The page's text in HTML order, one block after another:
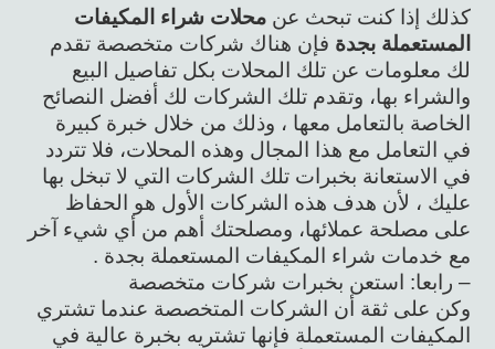
كذلك إذا كنت تبحث عنمحلات شراء المكيفات
المستعملة بجدة فإن هناك شركات متخصصة تقدم
لك معلومات عن تلك المحلات بكل تفاصيل البيع
والشراء بها، وتقدم تلك الشركات لك أفضل النصائح
الخاصة بالتعامل معها ، وذلك من خلال خبرة كبيرة
في التعامل مع هذا المجال وهذه المحلات، فلا تتردد
في الاستعانة بخبرات تلك الشركات التي لا تبخل بها
عليك ، لأن هدف هذه الشركات الأول هو الحفاظ
على مصلحة عملائها، ومصلحتك أهم من أي شيء آخر
مع خدمات شراء المكيفات المستعملة بجدة .
– رابعا: استعن بخبرات شركات متخصصة
وكن على ثقة أن الشركات المتخصصة عندما تشتري
المكيفات المستعملة فإنها تشتريه بخبرة عالية في